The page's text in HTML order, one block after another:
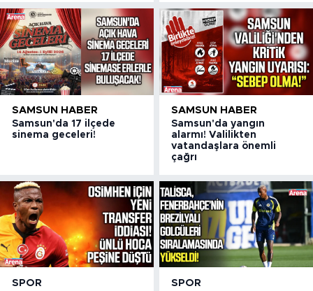
SAMSUN HABER
Samsun'da 17 ilçede
sinema geceleri!
SAMSUN HABER
Samsun'da yangın
alarmı! Valilikten
vatandaşlara önemli
çağrı
SPOR SPOR